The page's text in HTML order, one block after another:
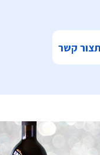
צור קשר